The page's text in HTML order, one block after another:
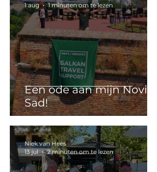
Een ode aan mijn Novi
Sad!
1 aug
1 minuten om te lezen
Niek van Hees
13 jul
2 minuten om te lezen